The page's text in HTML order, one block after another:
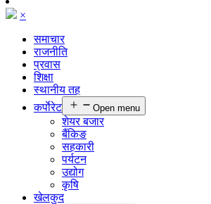
×
समाचार
राजनीति
प्रवास
शिक्षा
स्थानीय तह
कर्पाेरेट
Open menu
शेयर बजार
बैंकिङ
सहकारी
पर्यटन
उद्योग
कृषि
खेलकुद